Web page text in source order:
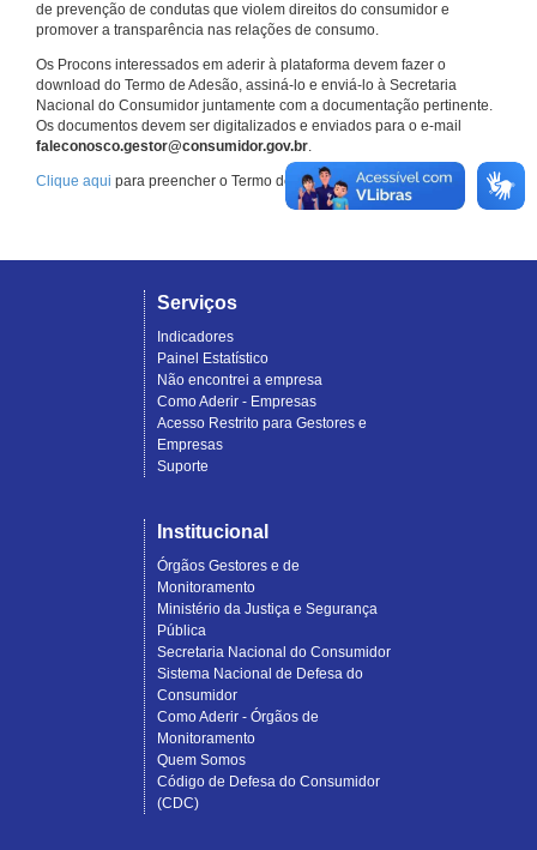
de prevenção de condutas que violem direitos do consumidor e
promover a transparência nas relações de consumo.
Os Procons interessados em aderir à plataforma devem fazer o
download do Termo de Adesão, assiná-lo e enviá-lo à Secretaria
Nacional do Consumidor juntamente com a documentação pertinente.
Os documentos devem ser digitalizados e enviados para o e-mail
faleconosco.gestor@consumidor.gov.br.
Clique aqui para preencher o Termo de Adesão.
Serviços
Indicadores
Painel Estatístico
Não encontrei a empresa
Como Aderir - Empresas
Acesso Restrito para Gestores e
Empresas
Suporte
Institucional
Órgãos Gestores e de
Monitoramento
Ministério da Justiça e Segurança
Pública
Secretaria Nacional do Consumidor
Sistema Nacional de Defesa do
Consumidor
Como Aderir - Órgãos de
Monitoramento
Quem Somos
Código de Defesa do Consumidor
(CDC)